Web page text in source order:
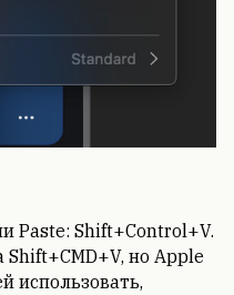
Paste: Shift+Control+V.
но Apple
использовать,